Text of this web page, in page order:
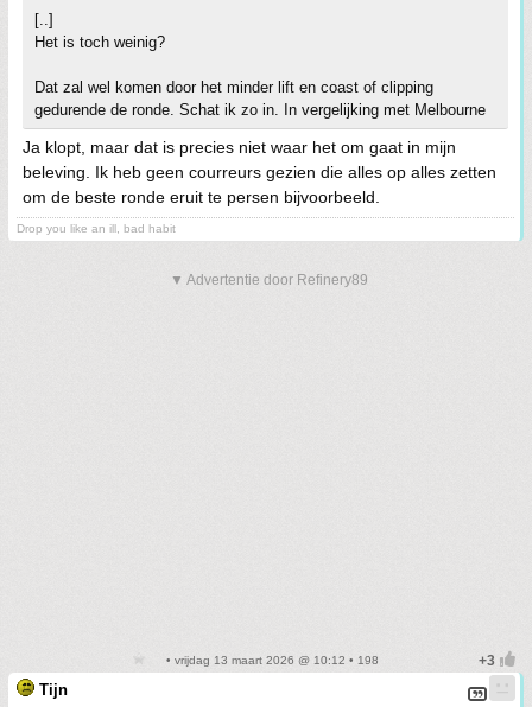
[..]
Het is toch weinig?
Dat zal wel komen door het minder lift en coast of clipping
gedurende de ronde. Schat ik zo in. In vergelijking met Melbourne
Ja klopt, maar dat is precies niet waar het om gaat in mijn
beleving. Ik heb geen courreurs gezien die alles op alles zetten
om de beste ronde eruit te persen bijvoorbeeld.
Drop you like an ill, bad habit
▼ Advertentie door Refinery89
• vrijdag 13 maart 2026 @ 10:12 • 198
Tijn